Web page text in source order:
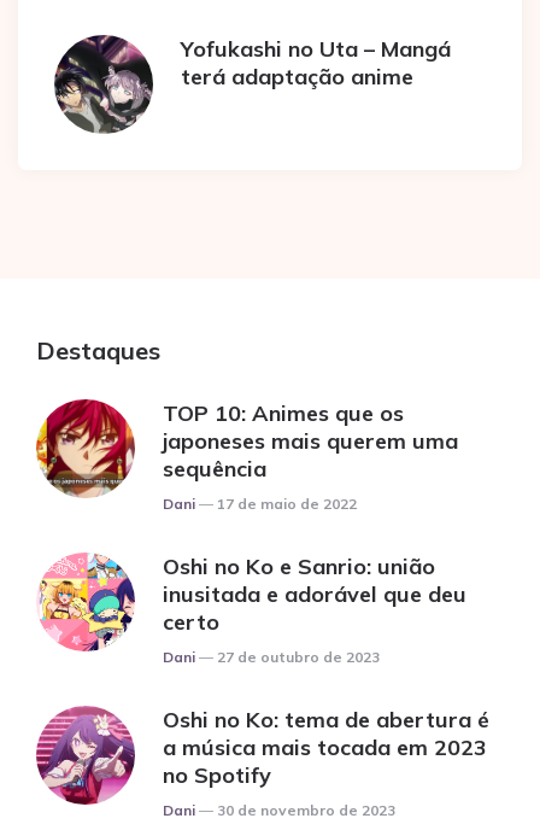
Yofukashi no Uta – Mangá
terá adaptação anime
Destaques
TOP 10: Animes que os
japoneses mais querem uma
sequência
Posted
Dani 17 de maio de 2022
Oshi no Ko e Sanrio: união
inusitada e adorável que deu
certo
Posted
Dani 27 de outubro de 2023
Oshi no Ko: tema de abertura é
a música mais tocada em 2023
no Spotify
Posted
Dani 30 de novembro de 2023